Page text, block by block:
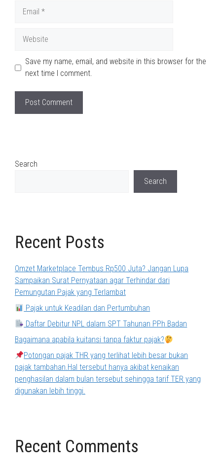
Save my name, email, and website in this browser for the
next time I comment.
Search
Search
Recent Posts
Omzet Marketplace Tembus Rp500 Juta? Jangan Lupa
Sampaikan Surat Pernyataan agar Terhindar dari
Pemungutan Pajak yang Terlambat
Pajak untuk Keadilan dan Pertumbuhan
Daftar Debitur NPL dalam SPT Tahunan PPh Badan
Bagaimana apabila kuitansi tanpa faktur pajak?
Potongan pajak THR yang terlihat lebih besar bukan
pajak tambahan.Hal tersebut hanya akibat kenaikan
penghasilan dalam bulan tersebut sehingga tarif TER yang
digunakan lebih tinggi.
Recent Comments